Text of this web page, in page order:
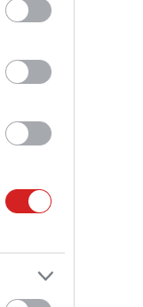
ZÖLD PÁLYA